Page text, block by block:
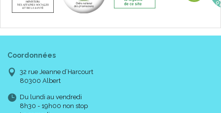
Coordonnées
32 rue Jeanne d’Harcourt
80300 Albert
Du lundi au vendredi
8h30 - 19h00 non stop